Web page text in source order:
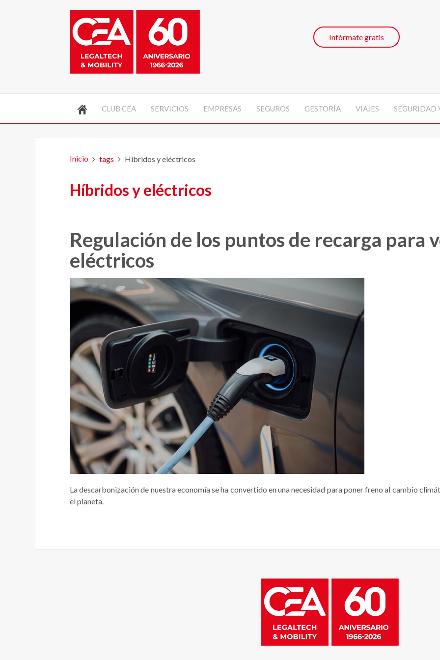
Infórmate gratis
CLUB CEA SERVICIOS EMPRESAS SEGUROS GESTORÍA VIAJES SEGURIDAD
Inicio tags Híbridos y eléctricos
Híbridos y eléctricos
Regulación de los puntos de recarga para
eléctricos
La descarbonización de nuestra economía se ha convertido en una necesidad para poner freno al cambio
el planeta.